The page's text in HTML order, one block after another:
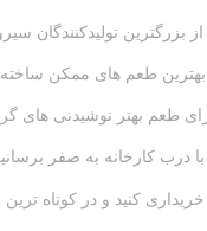
طعم های ممکن
طعم بهتر نوشیدنی های
کارخانه به صفر
کنید و در کوتاه